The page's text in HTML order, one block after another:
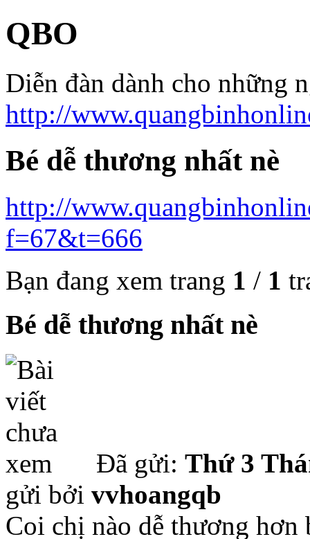
QBO
Diễn đàn dành cho những
http://
Bé dễ thương nhất nè
http://
f=67&t=666
Bạn đang xem trang 1 / 1
Bé dễ thương nhất nè
Đã gửi: Thứ 3
gửi bởi vvhoangqb
Coi chị nào dễ thương hơn